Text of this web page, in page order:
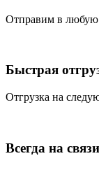
Отправим в
Быстрая
Отгрузка на
Всегда на связи